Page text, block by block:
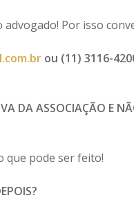
Por isso
ou (11) 3116-
DA ASSOCIAÇÃO E
que pode ser feito!